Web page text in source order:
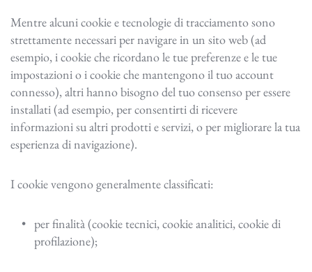
Mentre alcuni cookie e tecnologie di tracciamento sono
strettamente necessari per navigare in un sito web (ad
esempio, i cookie che ricordano le tue preferenze e le tue
impostazioni o i cookie che mantengono il tuo account
connesso), altri hanno bisogno del tuo consenso per essere
installati (ad esempio, per consentirti di ricevere
informazioni su altri prodotti e servizi, o per migliorare la tua
esperienza di navigazione).
I cookie vengono generalmente classificati:
per finalità (cookie tecnici, cookie analitici, cookie di
profilazione);